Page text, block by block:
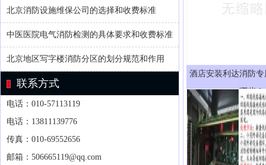
北京消防设施维保公司的选择和收费标准
中医医院电气消防检测的具体要求和收费标准
北京地区写字楼消防分区的划分规范和作用
联系方式
电话：010-57113119
电话：13811139776
传真：010-69552656
邮箱：506665119@qq.com
酒店安装利达消防
哪些？